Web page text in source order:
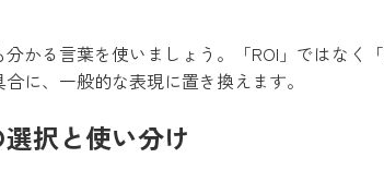
かる言葉を使いましょう。「ROI」ではなく
に、一般的な表現に置き換えます。
択と使い分け